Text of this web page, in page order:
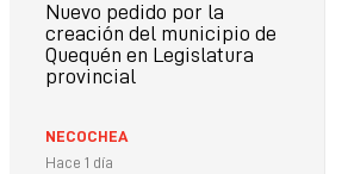
Nuevo pedido por la
creación del municipio de
Quequén en Legislatura
provincial
NECOCHEA
Hace 1 día